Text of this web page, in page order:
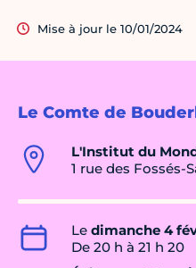
Le Comte de
L'Institut du
1 rue des Fossés-
Le dimanche 4
De 20 h à 21 h 20
Mise à jour le 10/01/2024